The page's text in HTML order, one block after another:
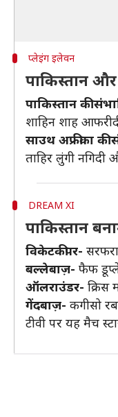
प्लेइंग इलेवन
पाकिस्तान
पाकिस्तान की
शाहिन शाह
साउथ अफ्रीका
ताहिर लुंगी नगिदी
DREAM XI
पाकिस्तान
विकेटकीपर-
बल्लेबाज़- फैफ
ऑलराउंडर- क्रिस
गेंदबाज़- कगीसो
टीवी पर यह मैच